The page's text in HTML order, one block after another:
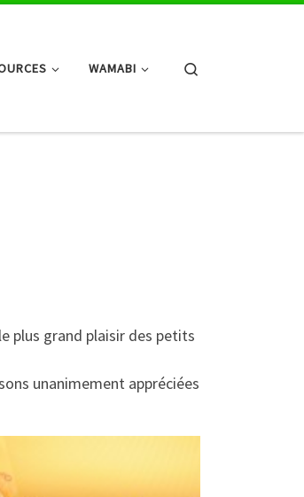
WAMABI
plus grand plaisir des petits
unanimement appréciées